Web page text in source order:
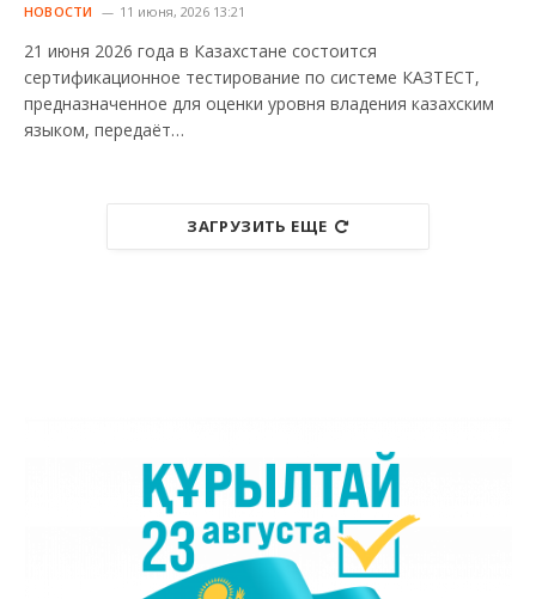
НОВОСТИ 11 июня, 2026 13:21
21 июня 2026 года в Казахстане состоится
сертификационное тестирование по системе КАЗТЕСТ,
предназначенное для оценки уровня владения казахским
языком, передаёт…
ЗАГРУЗИТЬ ЕЩЕ